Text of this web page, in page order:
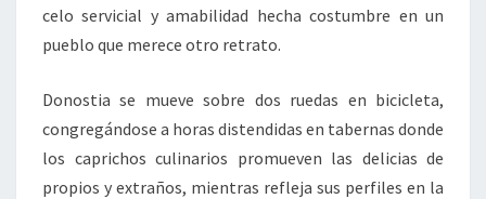
celo servicial y amabilidad hecha costumbre en un
pueblo que merece otro retrato.
Donostia se mueve sobre dos ruedas en bicicleta,
congregándose a horas distendidas en tabernas donde
los caprichos culinarios promueven las delicias de
propios y extraños, mientras refleja sus perfiles en la